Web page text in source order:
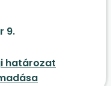
9.
határozat